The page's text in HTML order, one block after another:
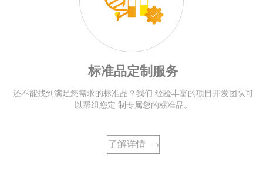
标准品定制服务
还不能找到满足您需求的标准品？我们 经验丰富的项目开发团队可
以帮组您定 制专属您的标准品。
了解详情 →